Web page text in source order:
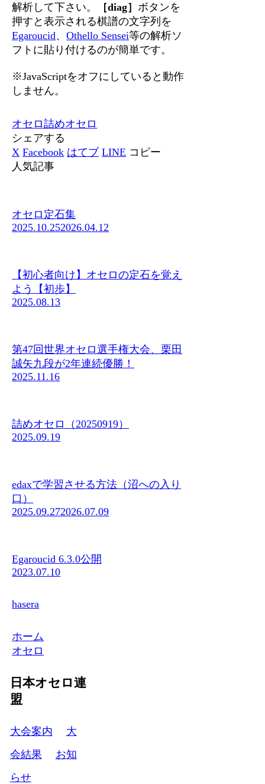
解析して下さい。
［diag］ ボタンを
押すと表示される棋譜の文字列を
Egaroucid、Othello Sensei等の解析ソ
フトに貼り付けるのが簡単です。
※JavaScriptをオフにしていると動作
しません。
オセロ詰めオセロ
シェアする
X Facebook はてブ LINE コピー
人気記事
オセロ定石集
2025.10.252026.04.12
【初心者向け】オセロの定石を覚え
よう【初歩】
2025.08.13
第47回世界オセロ選手権大会、栗田
誠矢九段が2年連続優勝！
2025.11.16
詰めオセロ（20250919）
2025.09.19
edaxで学習させる方法（沼への入り
口）
2025.09.272026.07.09
Egaroucid 6.3.0公開
2023.07.10
hasera
ホーム
オセロ
日本オセロ連
盟
大会案内
大
会結果
お知
らせ